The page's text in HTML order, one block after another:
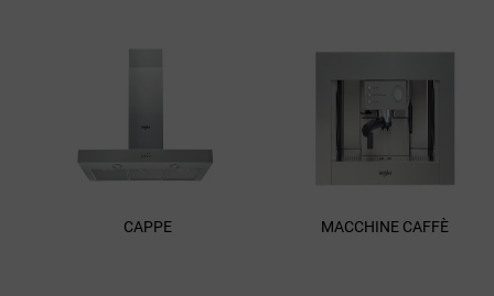
CAPPE MACCHINE CAFFÈ